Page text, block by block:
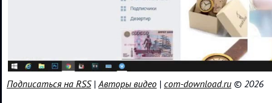
Подписаться на RSS|Авторы видео | com-download.ru © 2026